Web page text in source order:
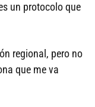
un protocolo que
regional, pero no
que me va